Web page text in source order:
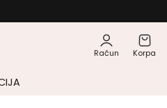
Račun Korpa